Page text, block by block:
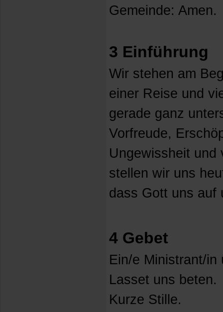
Gemeinde: Amen.
3 Einführung
Wir stehen am
einer Reise und
gerade ganz
Vorfreude,
Ungewissheit und
stellen wir uns
dass Gott uns auf
4 Gebet
Ein/e Ministrant/in
Lasset uns beten.
Kurze Stille.